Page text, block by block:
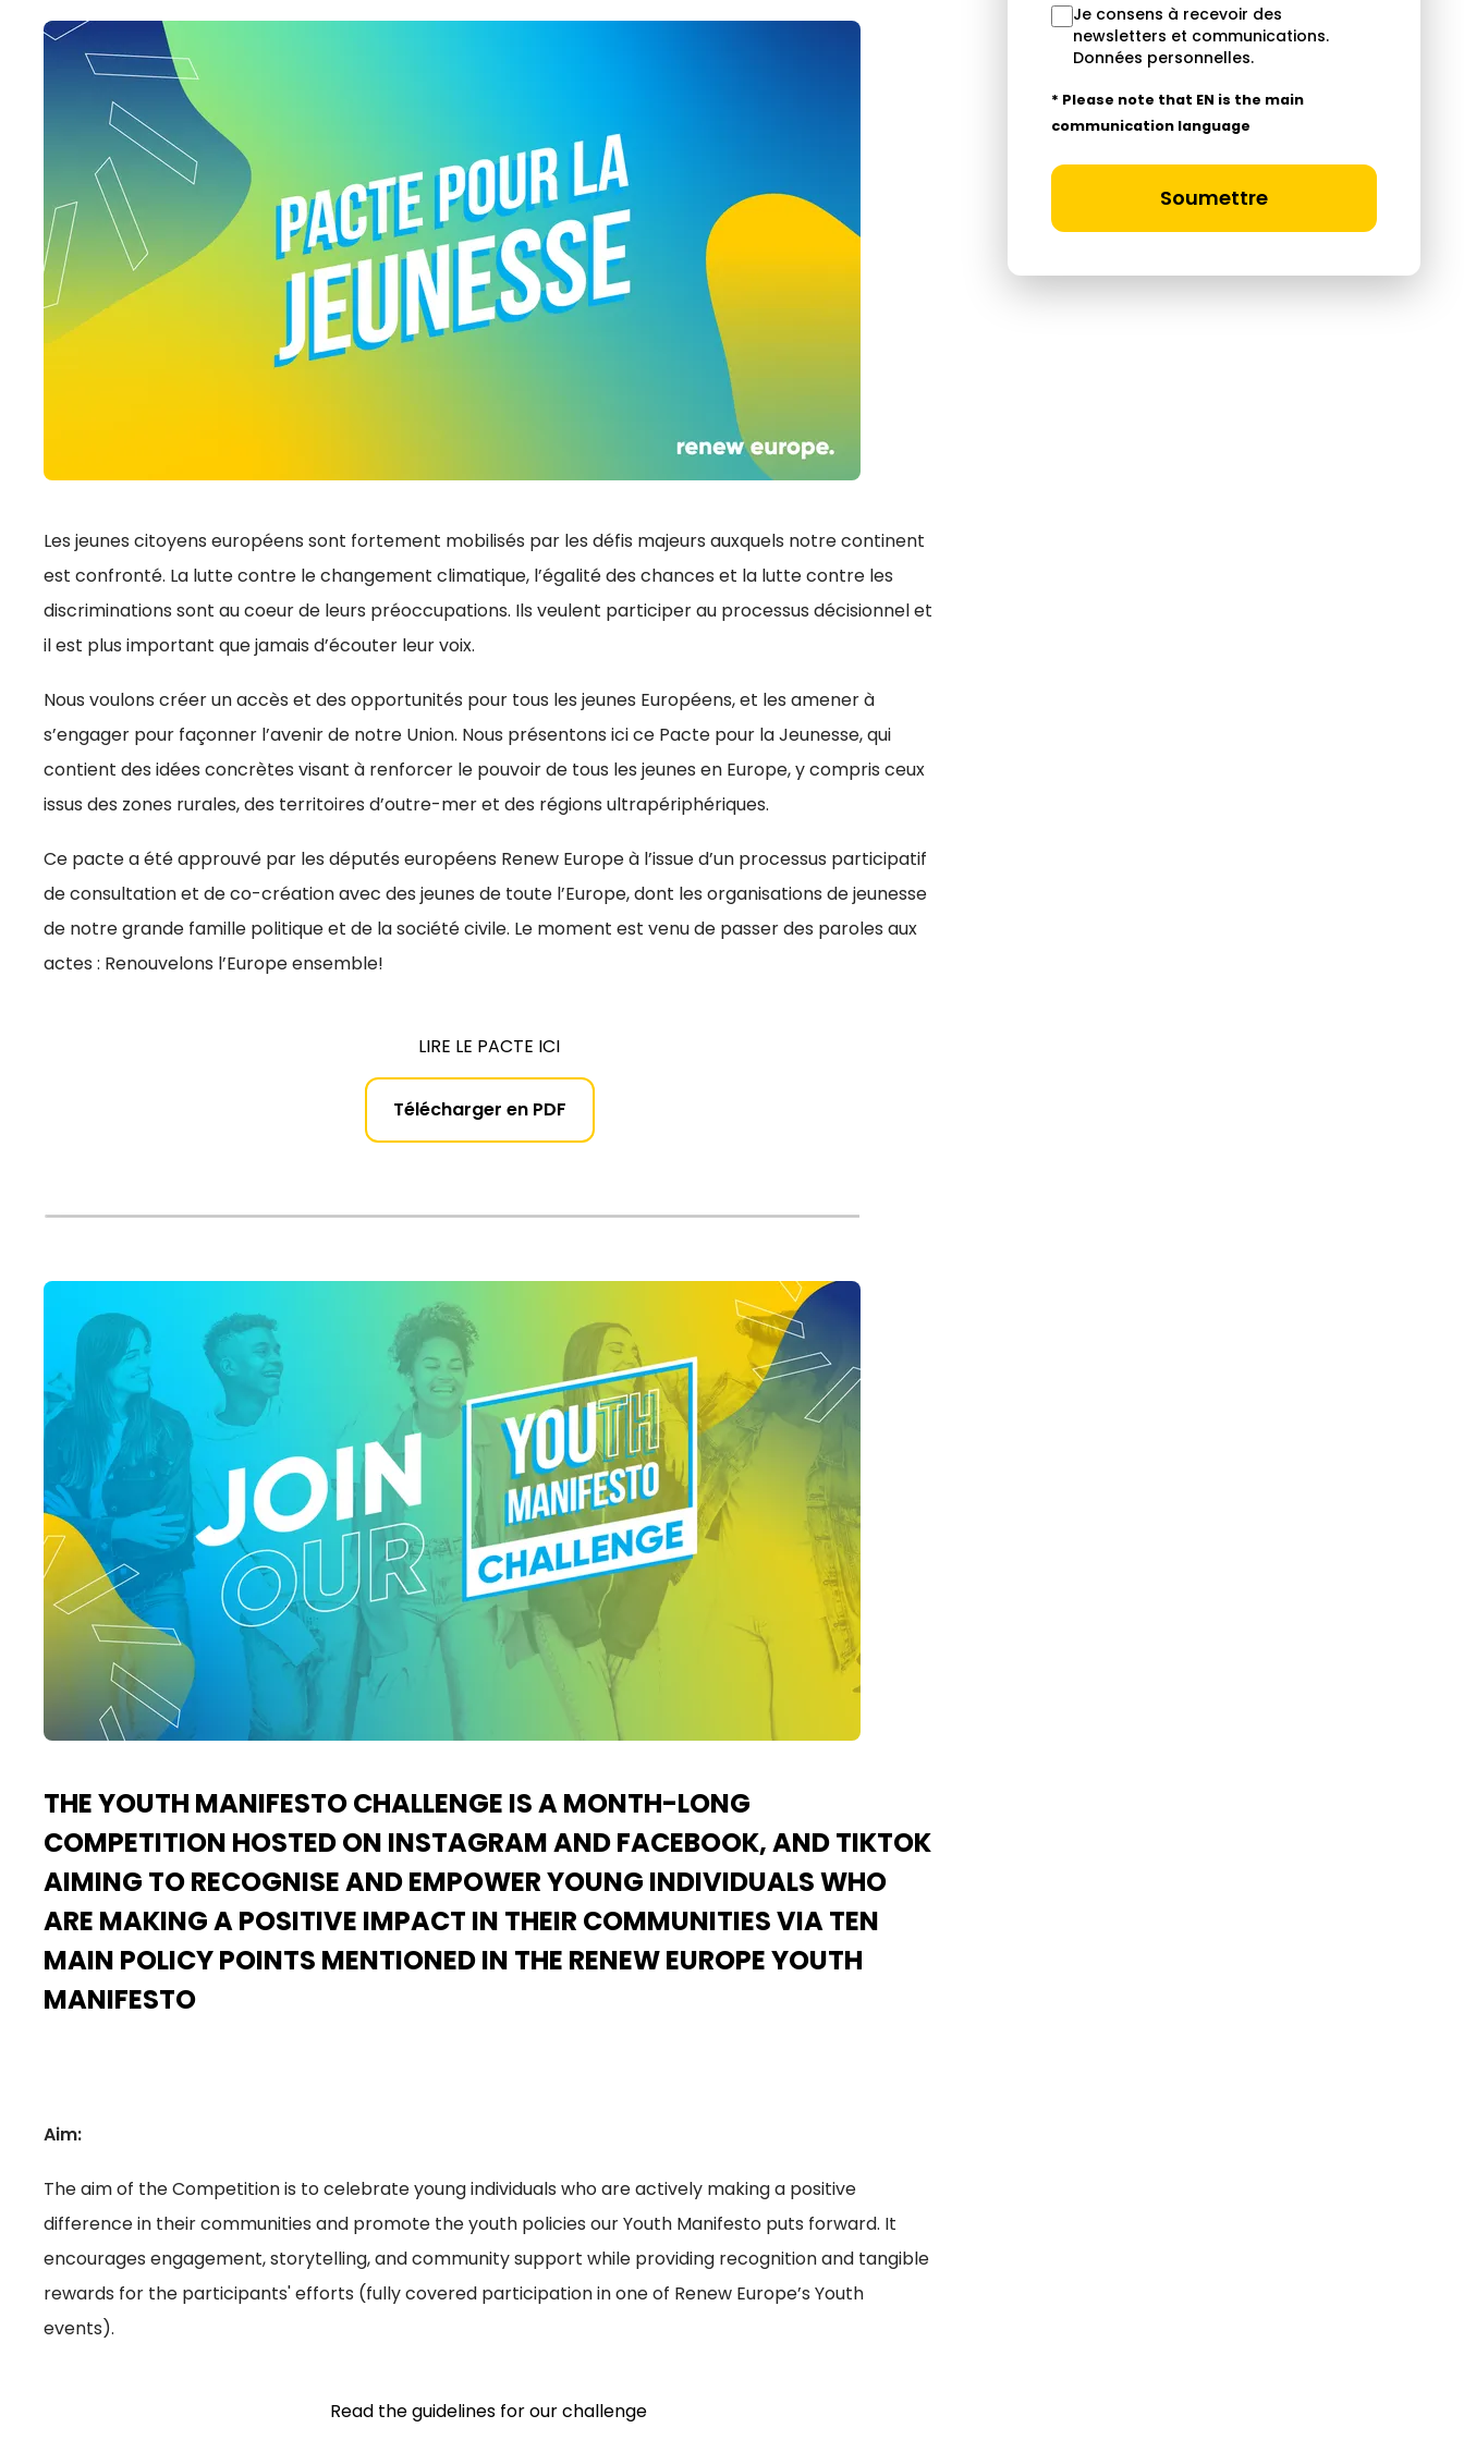
Les jeunes citoyens européens sont fortement mobilisés par les défis majeurs auxquels notre continent
est confronté. La lutte contre le changement climatique, l’égalité des chances et la lutte contre les
discriminations sont au coeur de leurs préoccupations. Ils veulent participer au processus décisionnel et
il est plus important que jamais d’écouter leur voix.
Nous voulons créer un accès et des opportunités pour tous les jeunes Européens, et les amener à
s’engager pour façonner l’avenir de notre Union. Nous présentons ici ce Pacte pour la Jeunesse, qui
contient des idées concrètes visant à renforcer le pouvoir de tous les jeunes en Europe, y compris ceux
issus des zones rurales, des territoires d’outre-mer et des régions ultrapériphériques.
Ce pacte a été approuvé par les députés européens Renew Europe à l’issue d’un processus participatif
de consultation et de co-création avec des jeunes de toute l’Europe, dont les organisations de jeunesse
de notre grande famille politique et de la société civile. Le moment est venu de passer des paroles aux
actes : Renouvelons l’Europe ensemble!
LIRE LE PACTE ICI
Télécharger en PDF
THE YOUTH MANIFESTO CHALLENGE IS A MONTH-LONG
COMPETITION HOSTED ON INSTAGRAM AND FACEBOOK, AND TIKTOK
AIMING TO RECOGNISE AND EMPOWER YOUNG INDIVIDUALS WHO
ARE MAKING A POSITIVE IMPACT IN THEIR COMMUNITIES VIA TEN
MAIN POLICY POINTS MENTIONED IN THE RENEW EUROPE YOUTH
MANIFESTO
Aim:
The aim of the Competition is to celebrate young individuals who are actively making a positive
difference in their communities and promote the youth policies our Youth Manifesto puts forward. It
encourages engagement, storytelling, and community support while providing recognition and tangible
rewards for the participants' efforts (fully covered participation in one of Renew Europe’s Youth
events).
Read the guidelines for our challenge
Je consens à recevoir des
newsletters et communications.
Données personnelles.
* Please note that EN is the main
communication language
Soumettre